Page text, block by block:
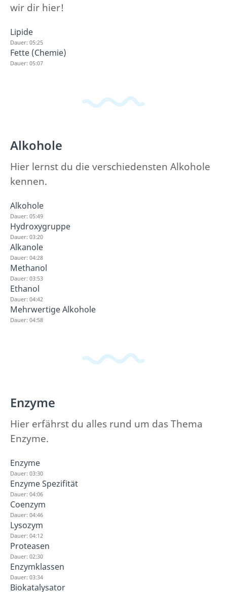
wir dir hier!
Lipide
Dauer: 05:25
Fette (Chemie)
Dauer: 05:07
Alkohole
Hier lernst du die verschiedensten Alkohole
kennen.
Alkohole
Dauer: 05:49
Hydroxygruppe
Dauer: 03:20
Alkanole
Dauer: 04:28
Methanol
Dauer: 03:53
Ethanol
Dauer: 04:42
Mehrwertige Alkohole
Dauer: 04:58
Enzyme
Hier erfährst du alles rund um das Thema
Enzyme.
Enzyme
Dauer: 03:30
Enzyme Spezifität
Dauer: 04:06
Coenzym
Dauer: 04:46
Lysozym
Dauer: 04:12
Proteasen
Dauer: 02:30
Enzymklassen
Dauer: 03:34
Biokatalysator